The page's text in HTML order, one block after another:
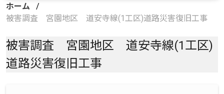
ホーム
/
被害調査 宮園地区 道安寺線(1工区)道路災害復旧工事
被害調査 宮園地区 道安寺線(1工区)
道路災害復旧工事